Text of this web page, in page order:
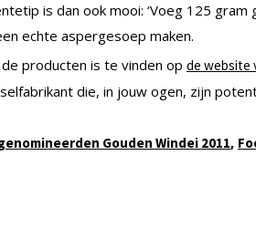
is dan ook mooi: ‘Voeg 125 gram
echte aspergesoep maken.
producten is te vinden op de website
die, in jouw ogen, zijn
Gouden Windei 2011,